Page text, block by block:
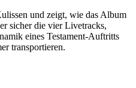
und zeigt, wie das Album
sicher die vier Livetracks,
eines Testament-Auftritts
transportieren.